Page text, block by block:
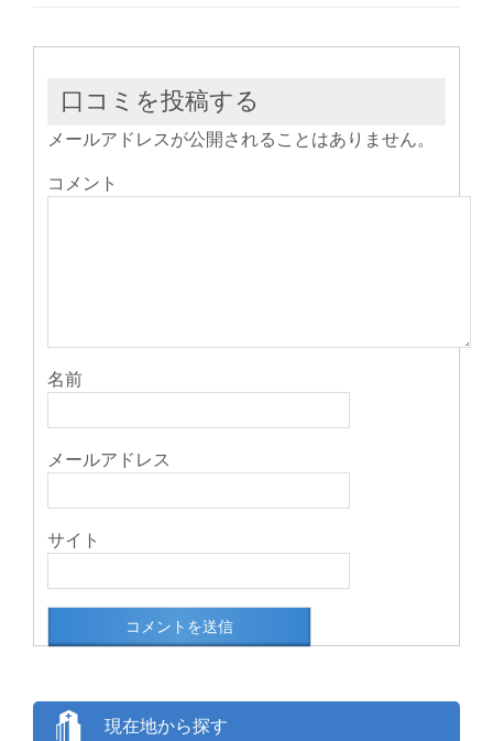
す) ィ
ウ
で
き
ま
す)
口コミを投稿する
メールアドレスが公開されることはありません。
コメント
名前
メールアドレス
サイト
現在地から探す